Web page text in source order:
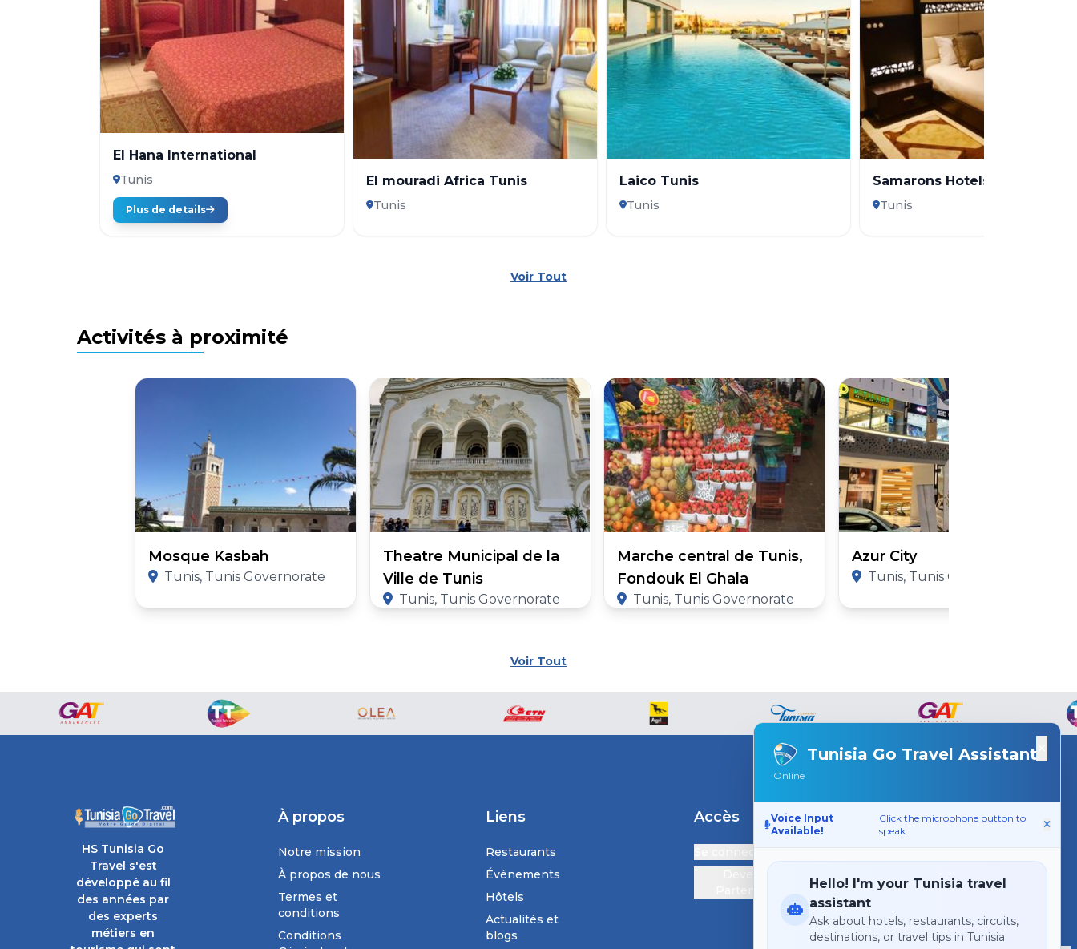
El Hana International
Tunis
Plus de details
El mouradi Africa Tunis
Tunis
Laico Tunis
Tunis
Samarons Hotels
Tunis
Voir Tout
Activités à proximité
Mosque Kasbah
Tunis, Tunis Governorate
Theatre Municipal de la
Ville de Tunis
Tunis, Tunis Governorate
Marche central de Tunis,
Fondouk El Ghala
Tunis, Tunis Governorate
Azur City
Tunis, Tunis Governorate
Voir Tout
Tunisia Go Travel Assistant
Online
Voice Input
Available!
Click the microphone button to
speak.
Hello! I'm your Tunisia travel
assistant
Ask about hotels, restaurants, circuits,
destinations, or travel tips in Tunisia.
HS Tunisia Go
Travel s'est
développé au fil
des années par
des experts
métiers en
À propos
Notre mission
À propos de nous
Termes et
conditions
Conditions
Liens
Restaurants
Événements
Hôtels
Actualités et
blogs
Accès
Devenir
Support